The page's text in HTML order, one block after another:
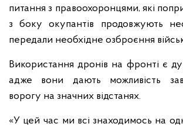
питання з правоохоронцями, які
з боку окупантів продовжують
передали необхідне озброєння
Використання дронів на фронті є
адже вони дають можливість
ворогу на значних відстанях.
«У цей час ми всі знаходимось на